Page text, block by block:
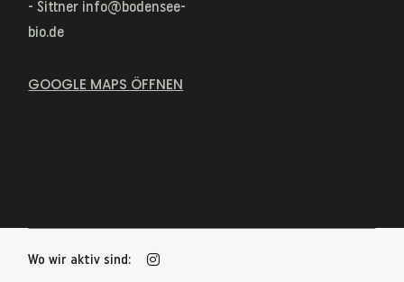
- Sittner info@bodensee-
bio.de
GOOGLE MAPS ÖFFNEN
Wo wir aktiv sind: